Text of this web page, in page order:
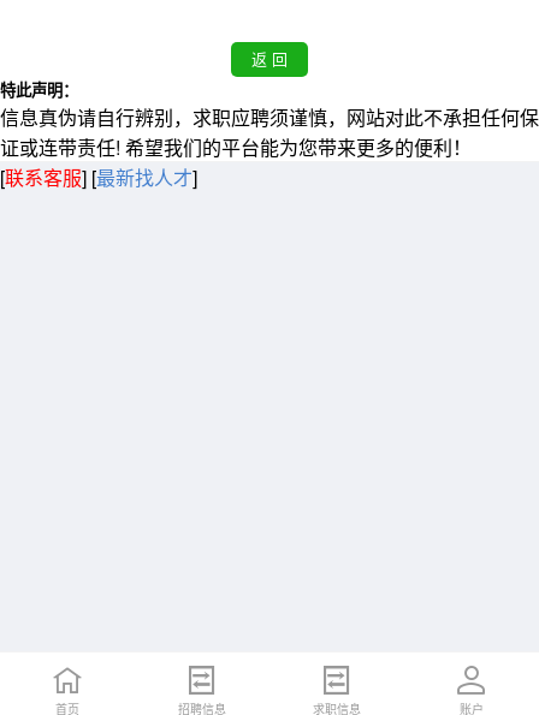
特此声明：
信息真伪请自行辨别，求职应聘须谨慎，网站对此不承担任何保
证或连带责任! 希望我们的平台能为您带来更多的便利！
[联系客服] [最新找人才]
首页 招聘信息 求职信息 账户